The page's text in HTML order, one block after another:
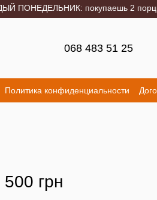
покупаешь 2
068 483 51 25
Политика конфиденциальности
500 грн